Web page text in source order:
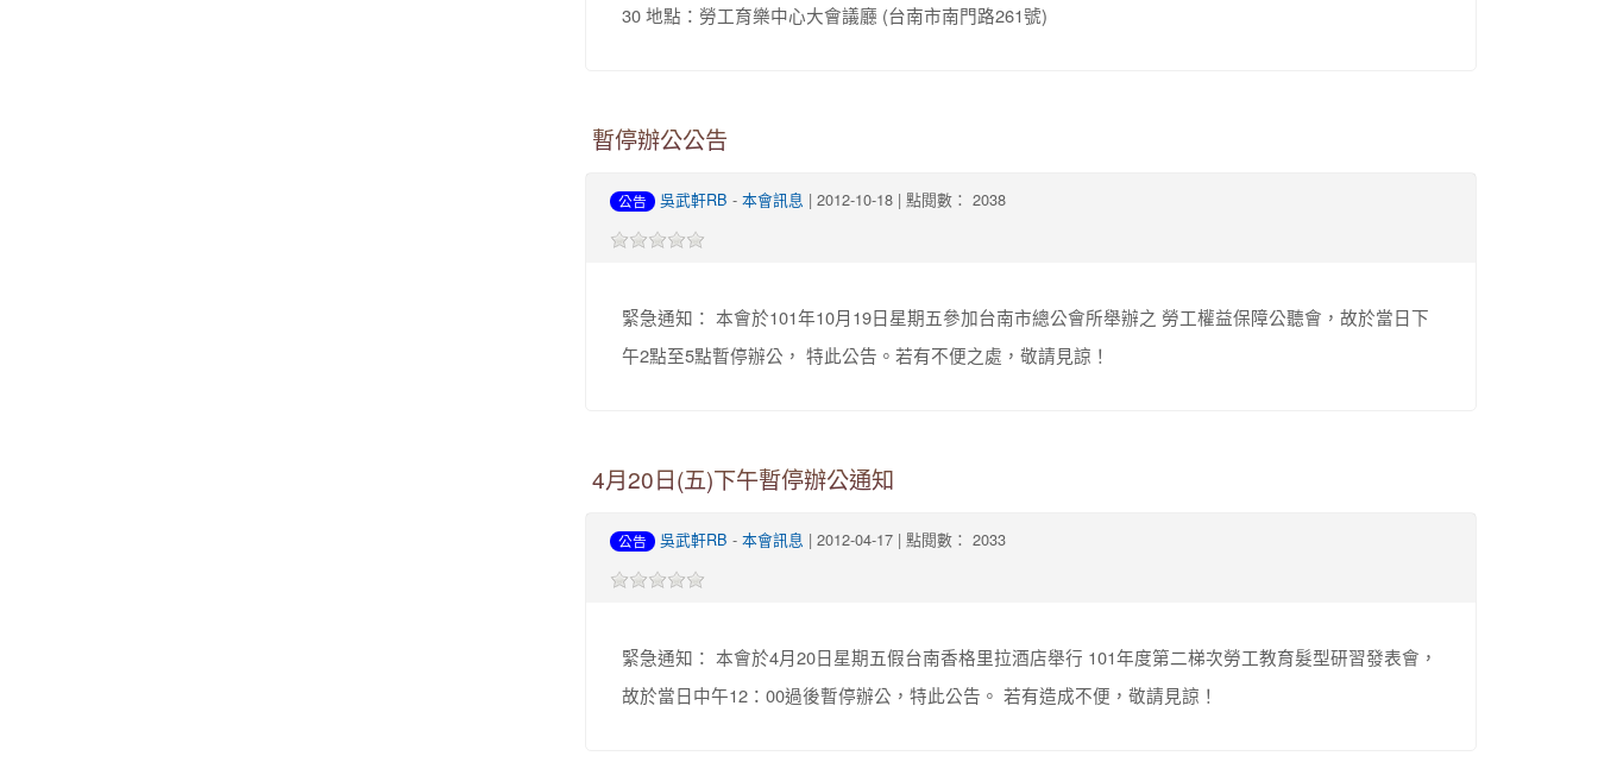
30 地點：勞工育樂中心大會議廳 (台南市南門路261號)
暫停辦公公告
公告 吳武軒RB - 本會訊息 | 2012-10-18 | 點閱數： 2038
緊急通知： 本會於101年10月19日星期五參加台南市總公會所舉辦之 勞工權益保障公聽會，故於當日下
午2點至5點暫停辦公， 特此公告。若有不便之處，敬請見諒！
4月20日(五)下午暫停辦公通知
公告 吳武軒RB - 本會訊息 | 2012-04-17 | 點閱數： 2033
緊急通知： 本會於4月20日星期五假台南香格里拉酒店舉行 101年度第二梯次勞工教育髮型研習發表會，
故於當日中午12：00過後暫停辦公，特此公告。 若有造成不便，敬請見諒！